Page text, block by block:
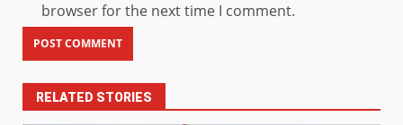
browser for the next time I comment.
RELATED STORIES